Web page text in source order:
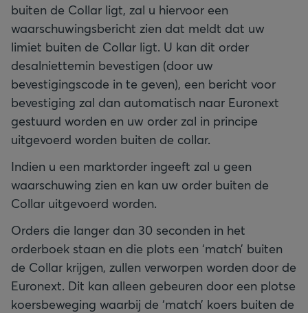
buiten de Collar ligt, zal u hiervoor een
waarschuwingsbericht zien dat meldt dat uw
limiet buiten de Collar ligt. U kan dit order
desalniettemin bevestigen (door uw
bevestigingscode in te geven), een bericht voor
bevestiging zal dan automatisch naar Euronext
gestuurd worden en uw order zal in principe
uitgevoerd worden buiten de collar.
Indien u een marktorder ingeeft zal u geen
waarschuwing zien en kan uw order buiten de
Collar uitgevoerd worden.
Orders die langer dan 30 seconden in het
orderboek staan en die plots een ‘match’ buiten
de Collar krijgen, zullen verworpen worden door de
Euronext. Dit kan alleen gebeuren door een plotse
koersbeweging waarbij de ‘match’ koers buiten de